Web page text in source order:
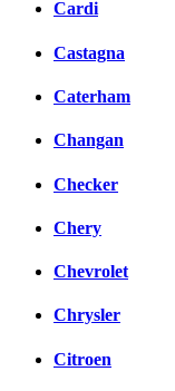
Cardi
Castagna
Caterham
Changan
Checker
Chery
Chevrolet
Chrysler
Citroen